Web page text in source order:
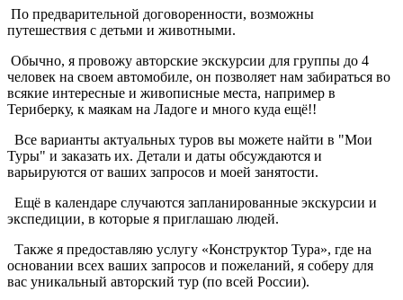
По предварительной договоренности, возможны
путешествия с детьми и животными.
Обычно, я провожу авторские экскурсии для группы до 4
человек на своем автомобиле, он позволяет нам забираться во
всякие интересные и живописные места, например в
Териберку, к маякам на Ладоге и много куда ещё!!
Все варианты актуальных туров вы можете найти в "Мои
Туры" и заказать их. Детали и даты обсуждаются и
варьируются от ваших запросов и моей занятости.
Ещё в календаре случаются запланированные экскурсии и
экспедиции, в которые я приглашаю людей.
Также я предоставляю услугу «Конструктор Тура», где на
основании всех ваших запросов и пожеланий, я соберу для
вас уникальный авторский тур (по всей России).